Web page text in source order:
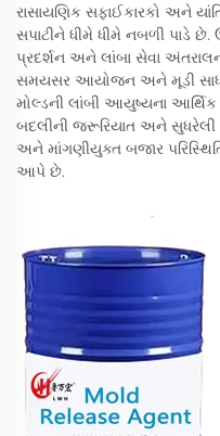
રાસાયણિક સફાઈકારકો અને
સપાટીને ધીમે ધીમે નબળી પાડે
પ્રદર્શન અને લાંબા સેવા
સમયસર આયોજન અને મૂડી
મોલ્ડની લાંબી આયુષ્યના
બદલીની જરૂરિયાત અને સુધરેલી
અને માંગણીયુક્ત બજાર
આપે છે.